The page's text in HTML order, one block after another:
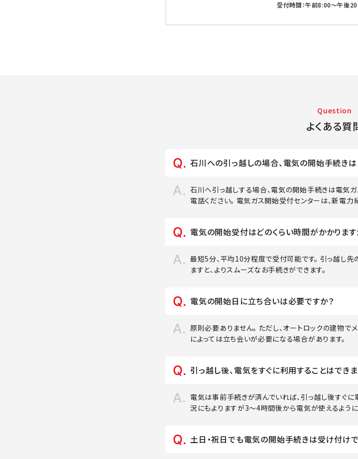
受付時間：午前8:00～午後
Question
よくある質
石川への引っ越しの場合、電気の開始手続き
石川へ引っ越しする場合、電気の開始手続きは電気
電話ください。 電気ガス開始受付センターは、新電
電気の開始受付はどのくらい時間がかかります
最短5分、平均10分程度で受付可能です。 引っ越し
ますと、よりスムーズなお手続きができます。
電気の開始日に立ち合いは必要ですか？
原則必要ありません。 ただし、オートロックの建物で
によっては立ち会いが必要になる場合があります。
引っ越し後、電気をすぐに利用することはできま
電気は事前手続きが済んでいれば、引っ越し後すぐ
況にもよりますが3～4時間後から電気が使えるように
土日・祝日でも電気の開始手続きは受け付けで